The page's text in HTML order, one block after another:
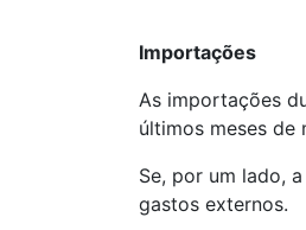
Importações
As importações
últimos meses de
Se, por um lado,
gastos externos.